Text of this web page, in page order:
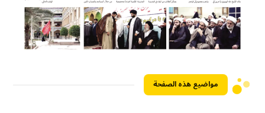
مواضيع هذه الصفحة